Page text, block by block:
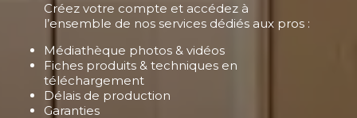
Créez votre compte et accédez à
l’ensemble de nos services dédiés aux pros :
Médiathèque photos & vidéos
Fiches produits & techniques en
téléchargement
Délais de production
Garanties